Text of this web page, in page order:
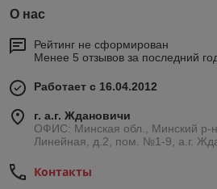
О нас
Рейтинг не сформирован
Менее 5 отзывов за последний
Работает с 16.04.2012
г. а.г. Ждановичи
ОФИС: Минская обл., Минский р-
Линейная, д.2, пом. №1-9, а.г.
Контакты